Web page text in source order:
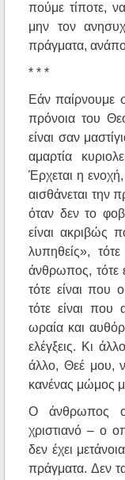
πούμε τίποτε,
μην τον
πράγματα,
* * *
Εάν παίρνουμε
πρόνοια του
είναι σαν
αμαρτία
Έρχεται η
αισθάνεται την
όταν δεν το
είναι ακριβώς
λυπηθείς»,
άνθρωπος, τότε
τότε είναι που
τότε είναι που
ωραία και
ελέγξεις. Κι
άλλο, Θεέ μου,
κανένας μώμος
Ο άνθρωπος ο
χριστιανό – ο
δεν έχει
πράγματα. Δεν τα